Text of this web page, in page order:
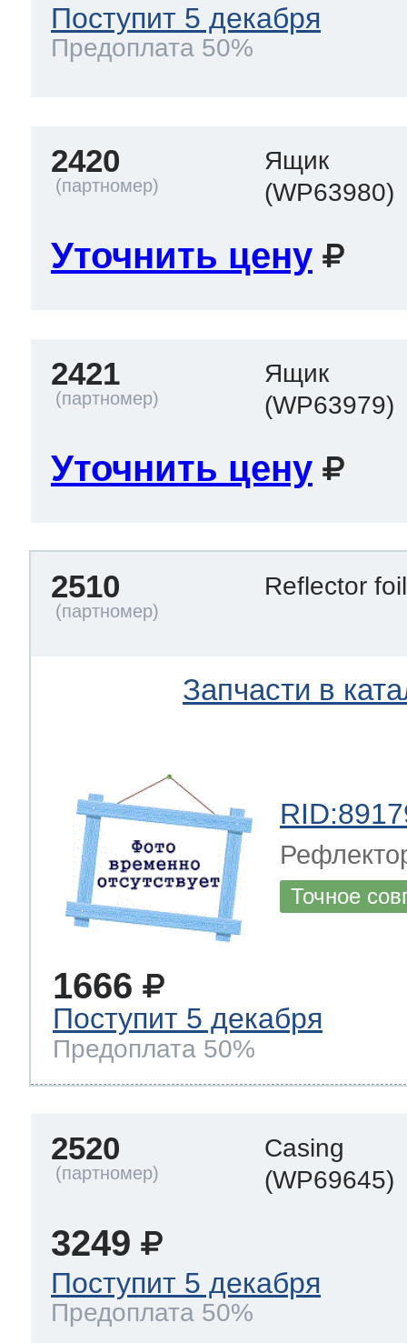
Поступит 5 декабря
Предоплата 50%
2420
Ящик
(WP63980)
Уточнить цену
2421
Ящик
(WP63979)
Уточнить цену
2510 Reflector
Запчасти в
Точное
1666
Поступит 5 декабря
Предоплата 50%
2520
Casing
(WP69645)
3249
Поступит 5 декабря
Предоплата 50%